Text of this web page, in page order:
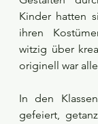
Kinder hatten
ihren
witzig über
originell war
In den
gefeiert,